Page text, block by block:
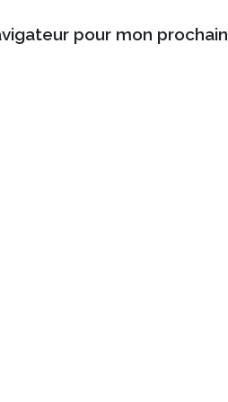
pour mon prochain